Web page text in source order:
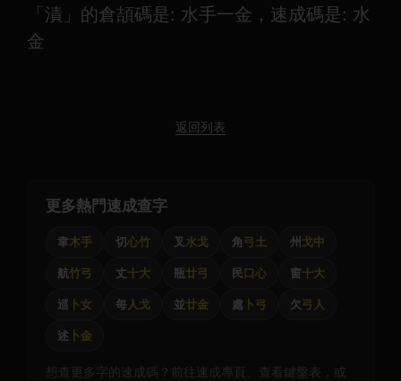
「漬」的倉頡碼是: 水手一金，速成碼是: 水
金
返回列表
更多熱門速成查字
韋木手 切心竹 叉 水戈 角弓土 州 戈中
航竹弓 丈十大 瓶廿弓 民口心 窗十大
巡 卜女 每人戈 並廿金 處 卜弓 欠弓人
述 卜金
想查更多字的速成碼？前往速成專頁、查看鍵盤表，或